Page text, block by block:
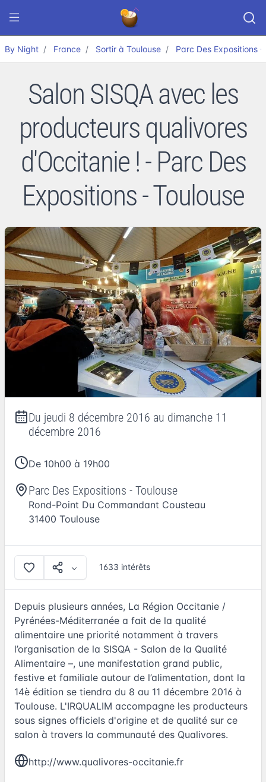
By Night France Sortir à Toulouse Parc Des Expositions -
Salon SISQA avec les
producteurs qualivores
d'Occitanie ! - Parc Des
Expositions - Toulouse
Du jeudi 8 décembre 2016 au dimanche 11
décembre 2016
De 10h00 à 19h00
Parc Des Expositions - Toulouse
Rond-Point Du Commandant Cousteau
31400 Toulouse
1633 intérêts
Depuis plusieurs années, La Région Occitanie /
Pyrénées-Méditerranée a fait de la qualité
alimentaire une priorité notamment à travers
l’organisation de la SISQA - Salon de la Qualité
Alimentaire –, une manifestation grand public,
festive et familiale autour de l’alimentation, dont la
14è édition se tiendra du 8 au 11 décembre 2016 à
Toulouse. L'IRQUALIM accompagne les producteurs
sous signes officiels d'origine et de qualité sur ce
salon à travers la communauté des Qualivores.
http://www.qualivores-occitanie.fr